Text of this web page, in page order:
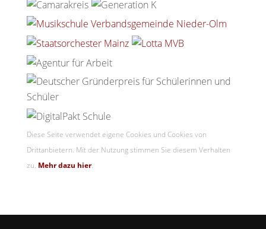
Diese Seite verwendet eigene Cookies und Cookies von
Drittanbietern. Mit der Nutzung stimmen Sie diesem Verhalten
zu. Mehr dazu hier.